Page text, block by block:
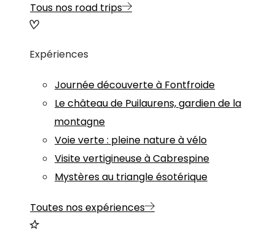
Tous nos road trips
Expériences
Journée découverte à Fontfroide
Le château de Puilaurens, gardien de la
montagne
Voie verte : pleine nature à vélo
Visite vertigineuse à Cabrespine
Mystères au triangle ésotérique
Toutes nos expériences